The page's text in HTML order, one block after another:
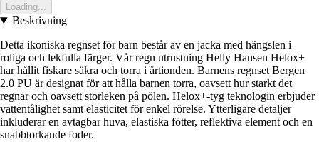
Loading...
Beskrivning
Detta ikoniska regnset för barn består av en jacka med hängslen i
roliga och lekfulla färger. Vår regn utrustning Helly Hansen Helox+
har hållit fiskare säkra och torra i årtionden. Barnens regnset Bergen
2.0 PU är designat för att hålla barnen torra, oavsett hur starkt det
regnar och oavsett storleken på pölen. Helox+-tyg teknologin erbjuder
vattentålighet samt elasticitet för enkel rörelse. Ytterligare detaljer
inkluderar en avtagbar huva, elastiska fötter, reflektiva element och en
snabbtorkande foder.